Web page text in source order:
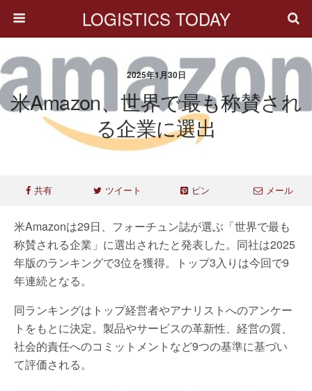
LOGISTICS TODAY
2025年1月30日
米Amazon、世界で最も称賛され
る企業に選出
共有 ツイート ピン メール
米Amazonは29日、フォーチュン誌が選ぶ「世界で最も
称賛される企業」に選出されたと発表した。同社は2025
年版のランキングで3位を獲得。トップ3入りは今回で9
年連続となる。
同ランキングはトップ経営者やアナリストへのアンケー
トをもとに決定。製品やサービスの革新性、経営の質、
社会的責任へのコミットメントなど9つの基準に基づい
て評価される。